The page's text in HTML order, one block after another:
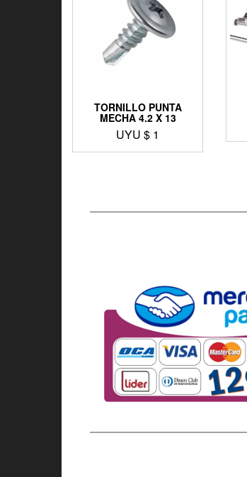
TORNILLO PUNTA
MECHA 4.2 X 13
UYU $ 1